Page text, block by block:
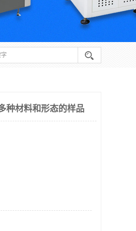
种材料和形态的样品